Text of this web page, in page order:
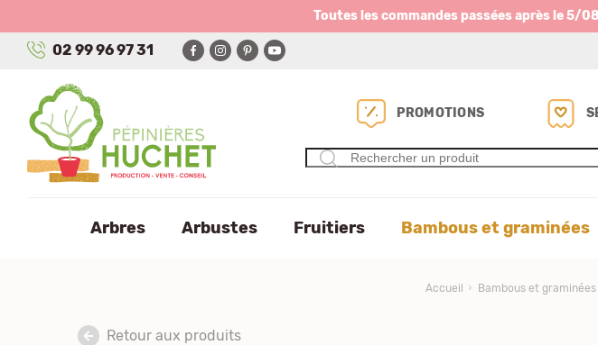
Toutes les commandes passées après le 5/
02 99 96 97 31
PROMOTIONS
Arbres Arbustes Fruitiers Bambous et graminées
Accueil Bambous et graminées
Retour aux produits